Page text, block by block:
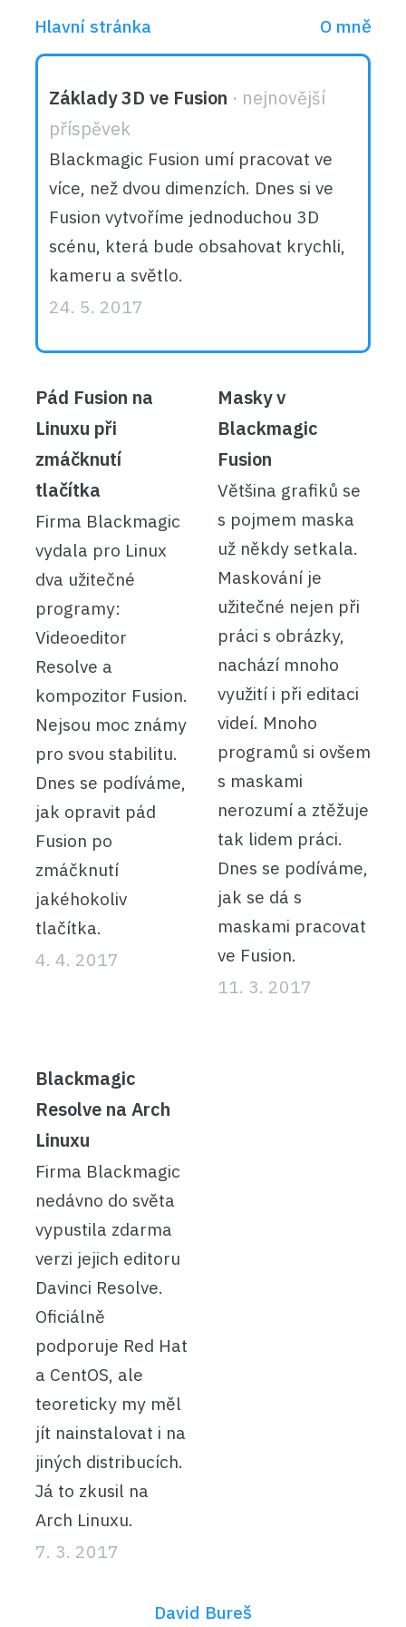
Hlavní stránka O mně
Základy 3D ve Fusion
Blackmagic Fusion umí pracovat ve
více, než dvou dimenzích. Dnes si ve
Fusion vytvoříme jednoduchou 3D
scénu, která bude obsahovat krychli,
kameru a světlo.
24. 5. 2017
Pád Fusion na
Linuxu při
zmáčknutí
tlačítka
Firma Blackmagic
vydala pro Linux
dva užitečné
programy:
Videoeditor
Resolve a
kompozitor Fusion.
Nejsou moc známy
pro svou stabilitu.
Dnes se podíváme,
jak opravit pád
Fusion po
zmáčknutí
jakéhokoliv
tlačítka.
4. 4. 2017
Masky v
Blackmagic
Fusion
Většina grafiků se
s pojmem maska
už někdy setkala.
Maskování je
užitečné nejen při
práci s obrázky,
nachází mnoho
využití i při editaci
videí. Mnoho
programů si ovšem
s maskami
nerozumí a ztěžuje
tak lidem práci.
Dnes se podíváme,
jak se dá s
maskami pracovat
ve Fusion.
11. 3. 2017
Blackmagic
Resolve na Arch
Linuxu
Firma Blackmagic
nedávno do světa
vypustila zdarma
verzi jejich editoru
Davinci Resolve.
Oficiálně
podporuje Red Hat
a CentOS, ale
teoreticky my měl
jít nainstalovat i na
jiných distribucích.
Já to zkusil na
Arch Linuxu.
7. 3. 2017
David Bureš